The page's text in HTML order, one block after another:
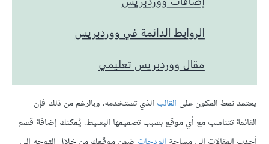
يعتمد نمط المكون على القالب الذي تستخدمه، وبالرغم من ذلك فإن
القائمة تتناسب مع أي موقع بسبب تصميمها البسيط. يُمكنك إضافة قسم